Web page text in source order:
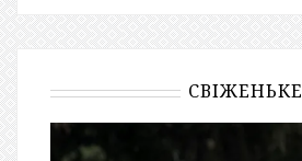
СВІЖЕНЬКЕ